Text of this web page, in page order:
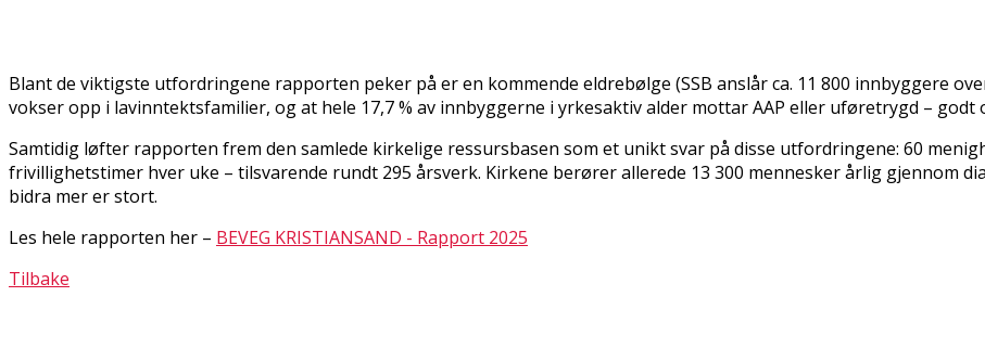
Blant de viktigste utfordringene rapporten peker på er en kommende eldrebølge (SSB anslår ca. 11 800 innbyggere
vokser opp i lavinntektsfamilier, og at hele 17,7 % av innbyggerne i yrkesaktiv alder mottar AAP eller uføretrygd –
Samtidig løfter rapporten frem den samlede kirkelige ressursbasen som et unikt svar på disse utfordringene: 60
frivillighetstimer hver uke – tilsvarende rundt 295 årsverk. Kirkene berører allerede 13 300 mennesker årlig gjennom
bidra mer er stort.
Les hele rapporten her – BEVEG KRISTIANSAND - Rapport 2025
Tilbake